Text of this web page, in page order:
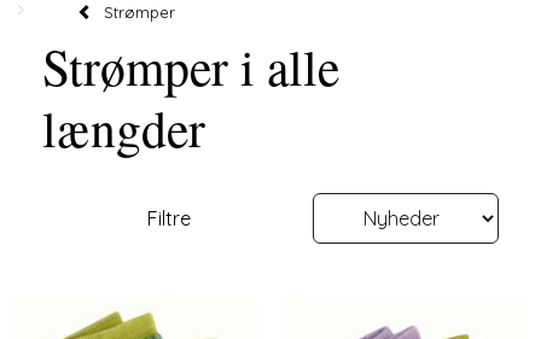
Strømper
Strømper i alle
længder
Filtre